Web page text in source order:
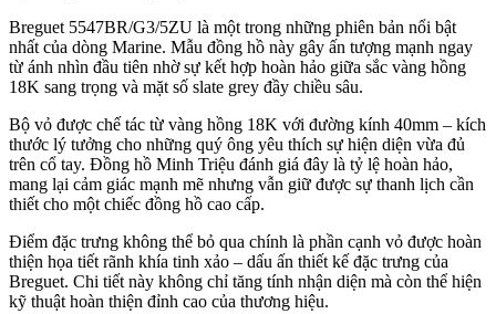
Breguet 5547BR/G3/5ZU là một trong những phiên bản nổi bật
nhất của dòng Marine. Mẫu đồng hồ này gây ấn tượng mạnh ngay
từ ánh nhìn đầu tiên nhờ sự kết hợp hoàn hảo giữa sắc vàng hồng
18K sang trọng và mặt số slate grey đầy chiều sâu.
Bộ vỏ được chế tác từ vàng hồng 18K với đường kính 40mm – kích
thước lý tưởng cho những quý ông yêu thích sự hiện diện vừa đủ
trên cổ tay. Đồng hồ Minh Triệu đánh giá đây là tỷ lệ hoàn hảo,
mang lại cảm giác mạnh mẽ nhưng vẫn giữ được sự thanh lịch cần
thiết cho một chiếc đồng hồ cao cấp.
Điểm đặc trưng không thể bỏ qua chính là phần cạnh vỏ được hoàn
thiện họa tiết rãnh khía tinh xảo – dấu ấn thiết kế đặc trưng của
Breguet. Chi tiết này không chỉ tăng tính nhận diện mà còn thể hiện
kỹ thuật hoàn thiện đỉnh cao của thương hiệu.